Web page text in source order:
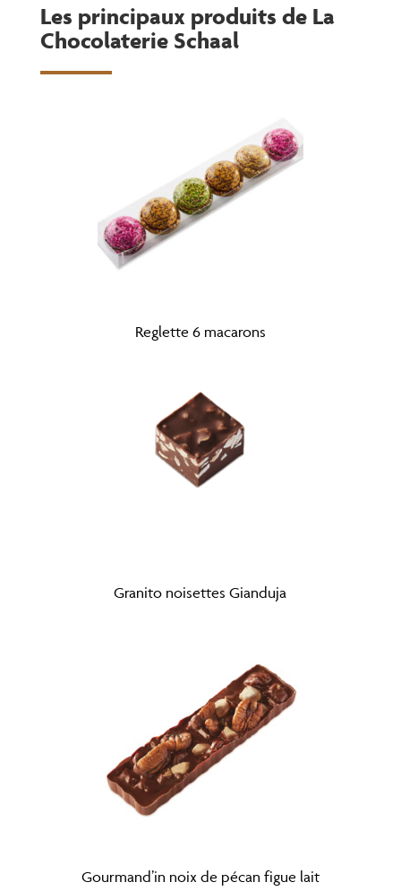
Les principaux produits de La
Chocolaterie Schaal
Reglette 6 macarons
Granito noisettes Gianduja
Gourmand’in noix de pécan figue lait